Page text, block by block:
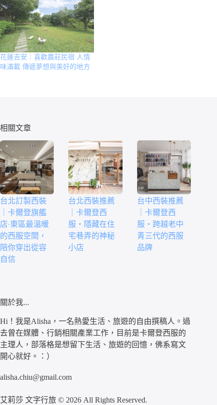
花蓮吉安｜喜歡農莊民宿 人情
味滿載 傳遞夢想與美好的地方
相關文章
台北訂製西裝
｜卡爾登旗艦
店·東區最溫暖
的西服空間，
陪你穿出從容
自信
台北西裝推薦
｜卡爾登西
服・隱藏在住
宅巷弄的神秘
小店
台中西裝推薦
｜卡爾登西
服・跨越老中
青三代的西服
品牌
關於我...
Hi！我是Alisha，一名熱愛生活、旅遊的自由撰稿人。過
去曾在媒體、行銷相關產業工作，目前是卡爾登西服的
主理人，部落格是想留下生活、旅遊的回憶，佛系寫文
開心就好。：）
alisha.chiu@gmail.com
艾莉莎 文字行旅 © 2026 All Rights Reserved.